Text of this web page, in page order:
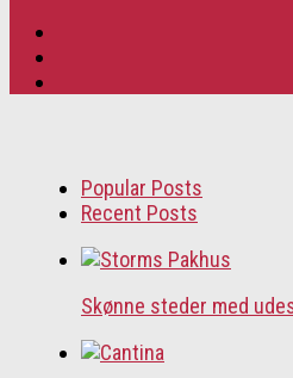
Popular Posts
Recent Posts
Skønne steder med